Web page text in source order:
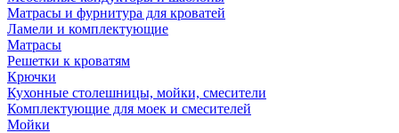
Матрасы и фурнитура для кроватей
Ламели и комплектующие
Матрасы
Решетки к кроватям
Крючки
Кухонные столешницы, мойки, смесители
Комплектующие для моек и смесителей
Мойки